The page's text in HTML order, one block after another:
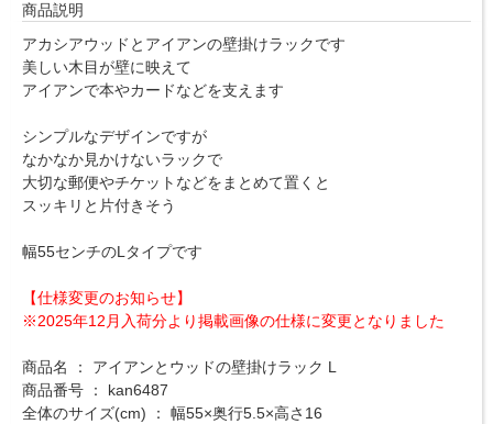
商品説明
アカシアウッドとアイアンの壁掛けラックです
美しい木目が壁に映えて
アイアンで本やカードなどを支えます
シンプルなデザインですが
なかなか見かけないラックで
大切な郵便やチケットなどをまとめて置くと
スッキリと片付きそう
幅55センチのLタイプです
【仕様変更のお知らせ】
※2025年12月入荷分より掲載画像の仕様に変更となりました
商品名 ： アイアンとウッドの壁掛けラック L
商品番号 ： kan6487
全体のサイズ(cm) ： 幅55×奥行5.5×高さ16